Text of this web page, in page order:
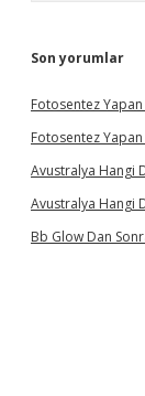
Son yorumlar
Fotosentez Yapan
Fotosentez Yapan
Avustralya Hangi
Avustralya Hangi
Bb Glow Dan